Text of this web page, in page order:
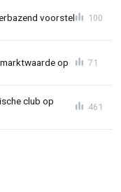
voorstel 100
op 71
club op
461